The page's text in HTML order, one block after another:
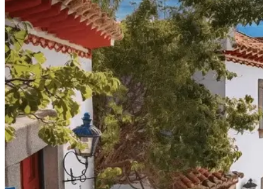
Tour pelo Minho de Bicicleta - Top Bike Tours
7 Dias|